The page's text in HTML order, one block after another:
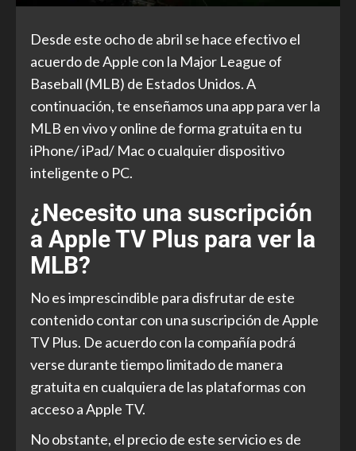
Desde este ocho de abril se hace efectivo el
acuerdo de Apple con la Major League of
Baseball (MLB) de Estados Unidos. A
continuación, te enseñamos una app para ver la
MLB en vivo y online de forma gratuita en tu
iPhone/ iPad/ Mac o cualquier dispositivo
inteligente o PC.
¿Necesito una suscripción
a Apple TV Plus para ver la
MLB?
No es imprescindible para disfrutar de este
contenido contar con una suscripción de Apple
TV Plus. De acuerdo con la compañía podrá
verse durante tiempo limitado de manera
gratuita en cualquiera de las plataformas con
acceso a Apple TV.
No obstante, el precio de este servicio es de